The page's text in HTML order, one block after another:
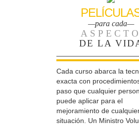
—para cada—
ASPECTO
DE LA
Cada curso abarca la
exacta con
paso que cualquier
puede aplicar para el
mejoramiento de
situación. Un Ministro